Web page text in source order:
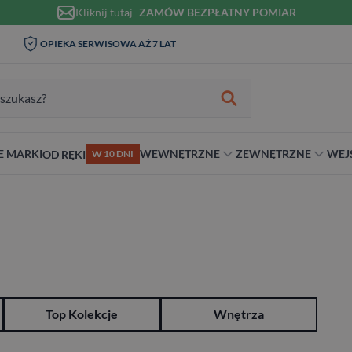
Kliknij tutaj -ZAMÓW BEZPŁATNY POMIAR
OPIEKA SERWISOWA AŻ 7 LAT
MARKIOD RĘKI W 10 DNI WEWNĘTRZNE ZEWNĘTRZNE
stylu
Top Kolekcje Wnętrza